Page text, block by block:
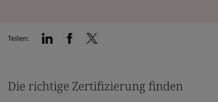
Teilen:
Die richtige Zertifizierung finden